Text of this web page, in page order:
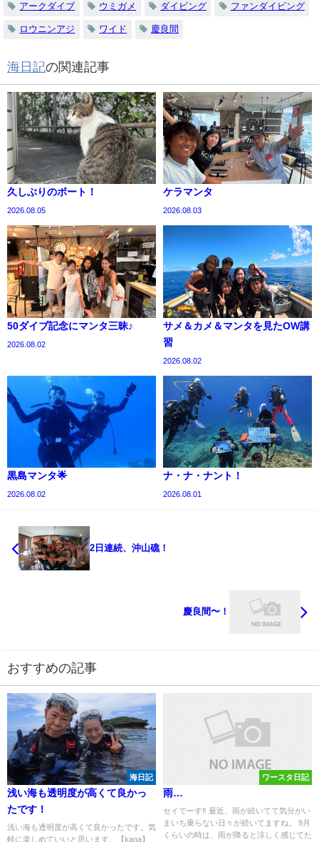
アークダイブ ウミガメ ダイビング ファンダイビング
ロウニンアジ ワイド 慶良間
海日記の関連記事
久しぶりのボート！
2026.08.05
ケラマンタ
2026.08.03
50ダイブ記念にマンタ三昧♪
2026.08.02
サメ＆カメ＆マンタを見たOW講
習
2026.08.02
黒島マンタ🌟
2026.08.02
ナ・ナ・ナント！
2026.08.01
2日連続、沖山礁！
慶良間〜！
おすすめの記事
海日記
浅い海も透明度が高くて良かっ
たです！
浅い海も透明度が高くて良かったです。気
軽に楽しめていいと思います。【kana】
ワースタ日記
雨…
セイでーす‼ 最近、雨が続いてて気分がい
まいち乗らない日々が続いてますね。 9月
くらいの時は、雨が降ると涼しく感じてた